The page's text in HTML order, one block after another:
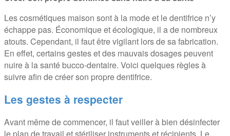
Les cosmétiques maison sont à la mode et le dentifrice n’y
échappe pas. Économique et écologique, il a de nombreux
atouts. Cependant, il faut être vigilant lors de sa fabrication.
En effet, certains gestes et des mauvais dosages peuvent
nuire à la santé bucco-dentaire. Voici quelques règles à
suivre afin de créer son propre dentifrice.
Les gestes à respecter
Avant même de commencer, il faut veiller à bien désinfecter
le plan de travail et stériliser instruments et récipients. Le